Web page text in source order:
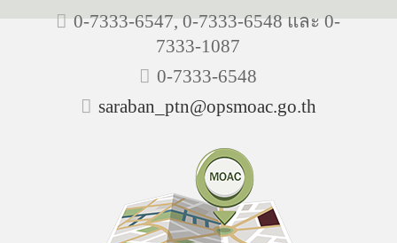
0-7333-6547, 0-7333-6548 และ 0-
7333-1087
0-7333-6548
saraban_ptn@opsmoac.go.th